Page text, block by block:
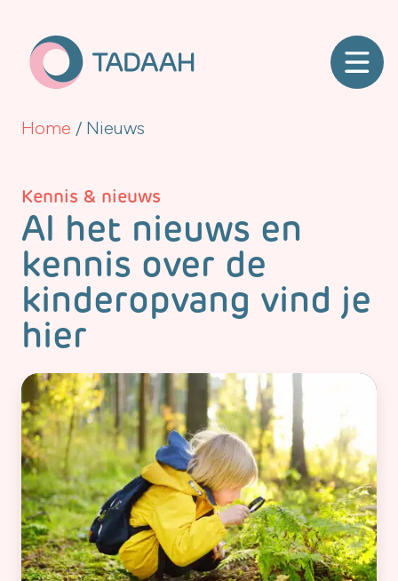
Home / Nieuws
Kennis & nieuws
Al het nieuws en
kennis over de
kinderopvang vind je
hier